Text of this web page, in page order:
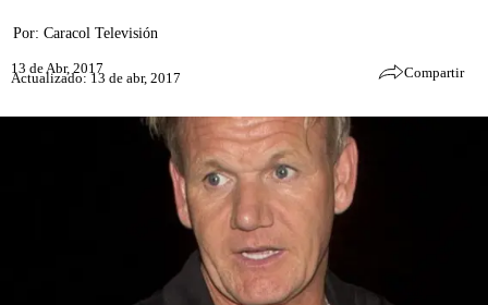
Por: Caracol Televisión
13 de Abr, 2017
Actualizado: 13 de abr, 2017 Compartir